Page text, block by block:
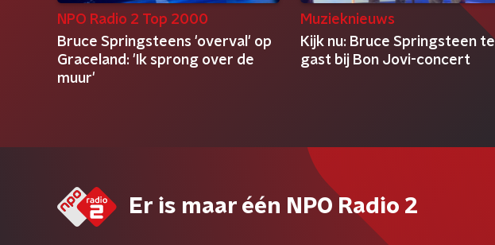
NPO Radio 2 Top 2000
Bruce Springsteens 'overval' op
Graceland: 'Ik sprong over de
muur'
Muzieknieuws
Kijk nu: Bruce Springsteen te
gast bij Bon Jovi-concert
Er is maar één NPO Radio 2